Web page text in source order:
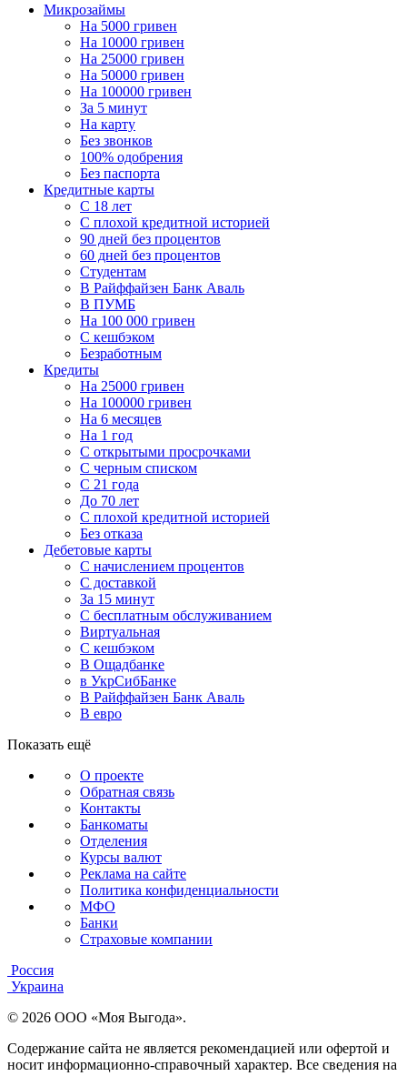
Микрозаймы
На 5000 гривен
На 10000 гривен
На 25000 гривен
На 50000 гривен
На 100000 гривен
За 5 минут
На карту
Без звонков
100% одобрения
Без паспорта
Кредитные карты
C 18 лет
С плохой кредитной историей
90 дней без процентов
60 дней без процентов
Студентам
В Райффайзен Банк Аваль
В ПУМБ
На 100 000 гривен
С кешбэком
Безработным
Кредиты
На 25000 гривен
На 100000 гривен
На 6 месяцев
На 1 год
С открытыми просрочками
С черным списком
С 21 года
До 70 лет
С плохой кредитной историей
Без отказа
Дебетовые карты
С начислением процентов
С доставкой
За 15 минут
С бесплатным обслуживанием
Виртуальная
С кешбэком
В Ощадбанке
в УкрСибБанке
В Райффайзен Банк Аваль
В евро
Показать ещё
О проекте
Обратная связь
Контакты
Банкоматы
Отделения
Курсы валют
Реклама на сайте
Политика конфиденциальности
МФО
Банки
Страховые компании
Россия
Украина
© 2026 ООО «Моя Выгода».
Содержание сайта не является рекомендацией или офертой и
носит информационно-справочный характер. Все сведения на